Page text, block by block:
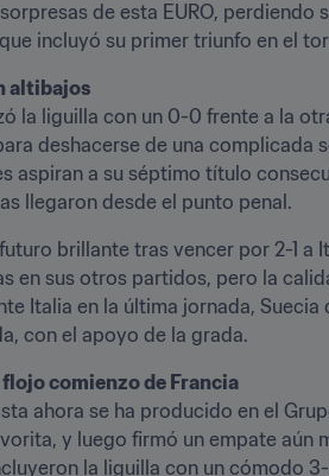
de esta EURO,
incluyó su primer triunfo en el
altibajos
la liguilla con un 0-0 frente a la
deshacerse de una complicada
aspiran a su séptimo título
llegaron desde el punto penal.
brillante tras vencer por 2-1 a
en sus otros partidos, pero la
Italia en la última jornada,
con el apoyo de la grada.
comienzo de Francia
ahora se ha producido en el
y luego firmó un empate aún
la liguilla con un cómodo